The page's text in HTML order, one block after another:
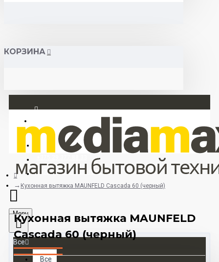
КОРЗИНА
Регистрация
+375 33 673 17 31 (МТС)
Menu
Все
Все
Кухонная вытяжка MAUNFELD Cascada 60 (черный)
Кухонная вытяжка MAUNFELD
Cascada 60 (черный)